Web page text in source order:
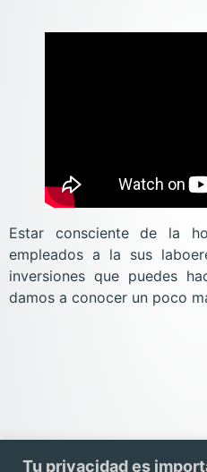
Tu privacidad es
Estar consciente de la
empleados a la sus
inversiones que puedes
damos a conocer un poco